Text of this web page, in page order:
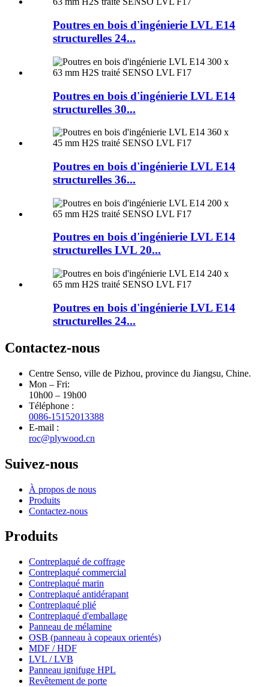
Poutres en bois d'ingénierie LVL E14
structurelles 24...
Poutres en bois d'ingénierie LVL E14
structurelles 30...
Poutres en bois d'ingénierie LVL E14
structurelles 36...
Poutres en bois d'ingénierie LVL E14
structurelles LVL 20...
Poutres en bois d'ingénierie LVL E14
structurelles 24...
Contactez-nous
Centre Senso, ville de Pizhou, province du Jiangsu, Chine.
Mon – Fri:
10h00 – 19h00
Téléphone :
0086-15152013388
E-mail :
roc@plywood.cn
Suivez-nous
À propos de nous
Produits
Contactez-nous
Produits
Contreplaqué de coffrage
Contreplaqué commercial
Contreplaqué marin
Contreplaqué antidérapant
Contreplaqué plié
Contreplaqué d'emballage
Panneau de mélamine
OSB (panneau à copeaux orientés)
MDF / HDF
LVL / LVB
Panneau ignifuge HPL
Revêtement de porte